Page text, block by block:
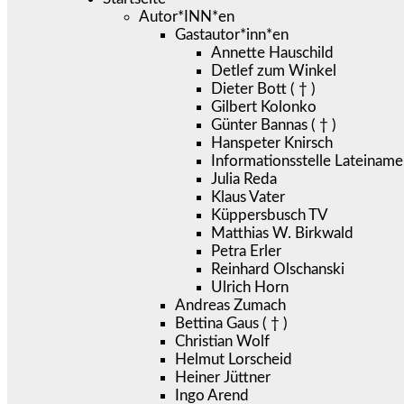
Autor*INN*en
Gastautor*inn*en
Annette Hauschild
Detlef zum Winkel
Dieter Bott ( † )
Gilbert Kolonko
Günter Bannas ( † )
Hanspeter Knirsch
Informationsstelle
Julia Reda
Klaus Vater
Küppersbusch TV
Matthias W. Birkwald
Petra Erler
Reinhard Olschanski
Ulrich Horn
Andreas Zumach
Bettina Gaus ( † )
Christian Wolf
Helmut Lorscheid
Heiner Jüttner
Ingo Arend